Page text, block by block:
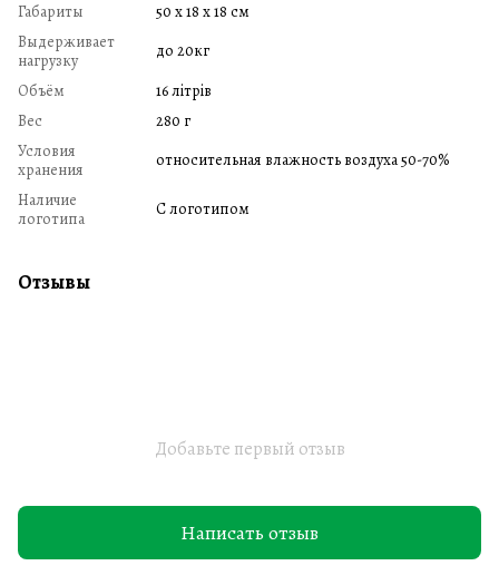
Габариты
50 х 18 х 18 см
Выдерживает
нагрузку
до 20кг
Объём
16 літрів
Вес
280 г
Условия
хранения
относительная влажность воздуха 50-70%
Наличие
логотипа
С логотипом
Отзывы
Добавьте первый отзыв
Написать отзыв